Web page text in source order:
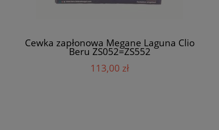
Cewka zapłonowa Megane Laguna Clio
Beru ZS052=ZS552
113,00 zł